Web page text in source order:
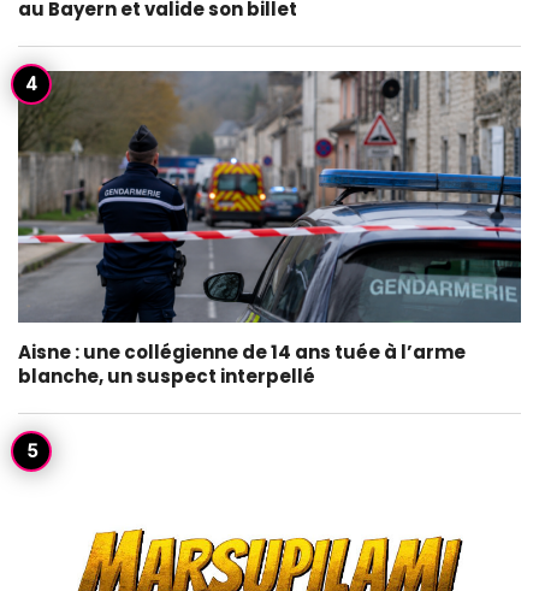
au Bayern et valide son billet
Aisne : une collégienne de 14 ans tuée à l’arme
blanche, un suspect interpellé